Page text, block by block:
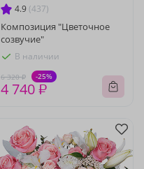
4.9 (437)
Композиция "Цветочное
созвучие"
В наличии
6 320 ₽ -25%
4 740 ₽